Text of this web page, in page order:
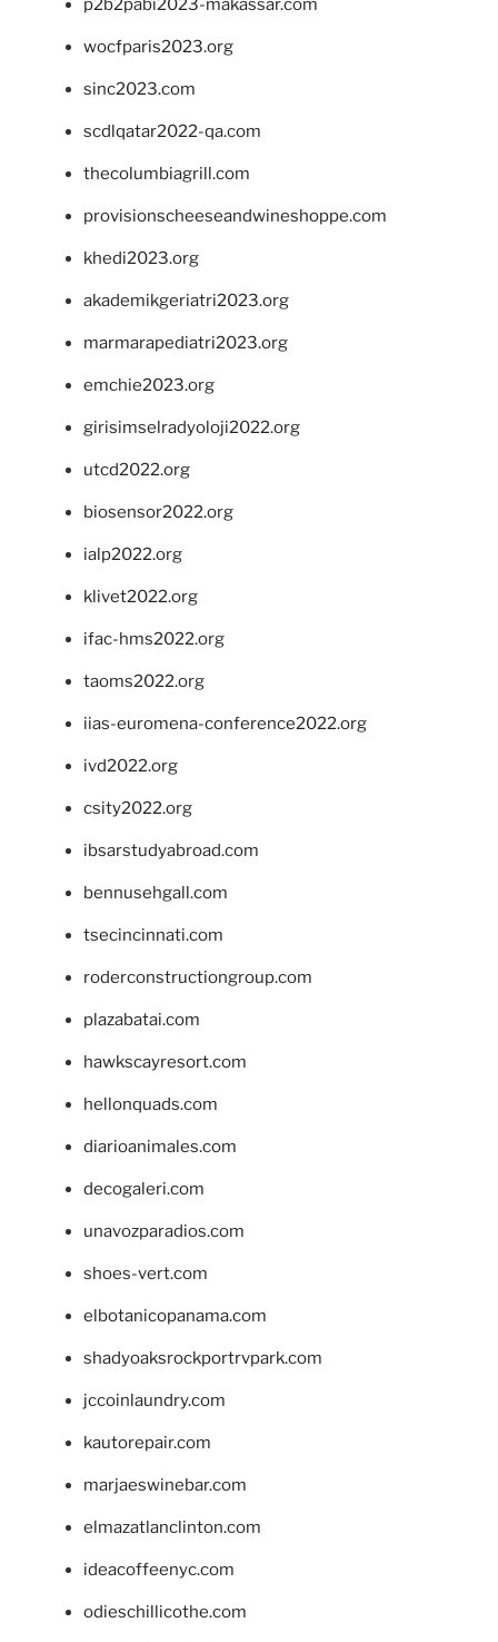
p2b2pabi2023-makassar.com
wocfparis2023.org
sinc2023.com
scdlqatar2022-qa.com
thecolumbiagrill.com
provisionscheeseandwineshoppe.com
khedi2023.org
akademikgeriatri2023.org
marmarapediatri2023.org
emchie2023.org
girisimselradyoloji2022.org
utcd2022.org
biosensor2022.org
ialp2022.org
klivet2022.org
ifac-hms2022.org
taoms2022.org
iias-euromena-conference2022.org
ivd2022.org
csity2022.org
ibsarstudyabroad.com
bennusehgall.com
tsecincinnati.com
roderconstructiongroup.com
plazabatai.com
hawkscayresort.com
hellonquads.com
diarioanimales.com
decogaleri.com
unavozparadios.com
shoes-vert.com
elbotanicopanama.com
shadyoaksrockportrvpark.com
jccoinlaundry.com
kautorepair.com
marjaeswinebar.com
elmazatlanclinton.com
ideacoffeenyc.com
odieschillicothe.com